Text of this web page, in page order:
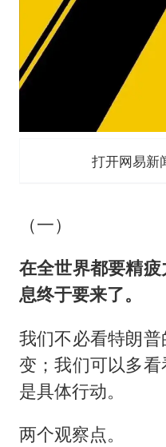
打开网易新
（一）
在全世界都要精
息终于要来了。
我们不必看特朗
变；我们可以多
是具体行动。
两个观察点。